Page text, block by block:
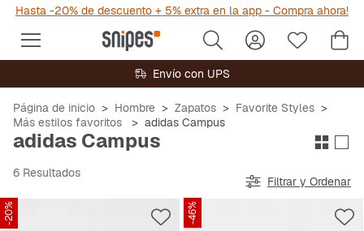
Hasta -20% de descuento + 5% extra en la app - Compra ahora!
Envío con UPS
Página de inicio Hombre Zapatos
Favorite Styles
Más estilos favoritos
adidas Campus
adidas Campus
6 Resultados
Filtrar y Ordenar
-20% -46%